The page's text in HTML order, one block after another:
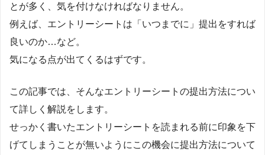
とが多く、気を付けなければなりません。
例えば、エントリーシートは「いつまでに」提出をすれば
良いのか…など。
気になる点が出てくるはずです。
この記事では、そんなエントリーシートの提出方法につい
て詳しく解説をします。
せっかく書いたエントリーシートを読まれる前に印象を下
げてしまうことが無いようにこの機会に提出方法について